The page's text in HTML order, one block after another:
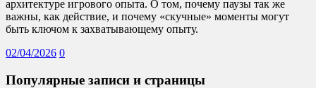
архитектуре игрового опыта. О том, почему паузы так же
важны, как действие, и почему «скучные» моменты могут
быть ключом к захватывающему опыту.
02/04/2026 0
Популярные записи и страницы